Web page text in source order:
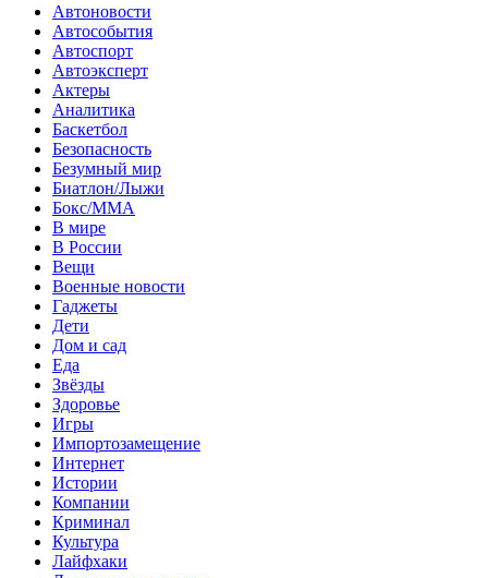
Автоновости
Автособытия
Автоспорт
Автоэксперт
Актеры
Аналитика
Баскетбол
Безопасность
Безумный мир
Биатлон/Лыжи
Бокс/MMA
В мире
В России
Вещи
Военные новости
Гаджеты
Дети
Дом и сад
Еда
Звёзды
Здоровье
Игры
Импортозамещение
Интернет
Истории
Компании
Криминал
Культура
Лайфхаки